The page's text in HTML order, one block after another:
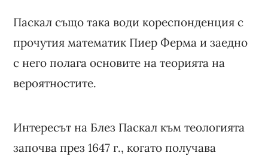
Паскал също така води кореспонденция с
прочутия математик Пиер Ферма и заедно
с него полага основите на теорията на
вероятностите.
Интересът на Блез Паскал към теологията
започва през 1647 г., когато получава